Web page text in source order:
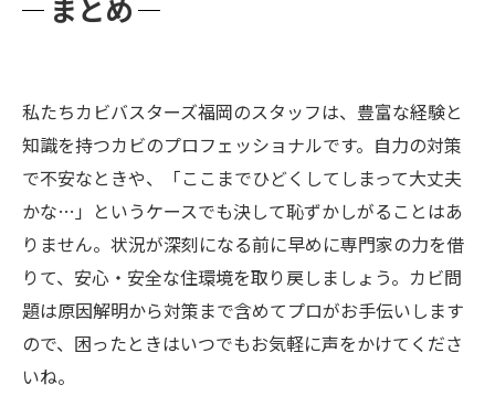
まとめ
私たちカビバスターズ福岡のスタッフは、豊富な経験と
知識を持つカビのプロフェッショナルです。自力の対策
で不安なときや、「ここまでひどくしてしまって大丈夫
かな…」というケースでも決して恥ずかしがることはあ
りません。状況が深刻になる前に早めに専門家の力を借
りて、安心・安全な住環境を取り戻しましょう。カビ問
題は原因解明から対策まで含めてプロがお手伝いします
ので、困ったときはいつでもお気軽に声をかけてくださ
いね。